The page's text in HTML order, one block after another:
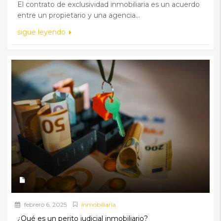
El contrato de exclusividad inmobiliaria es un acuerdo
entre un propietario y una agencia...
sigue leyendo
febrero 6, 2025 Inmobiliaria
¿Qué es un perito judicial inmobiliario?